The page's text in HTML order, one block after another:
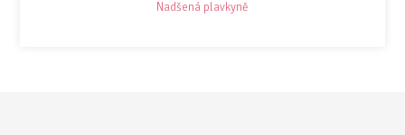
Nadšená plavkyně